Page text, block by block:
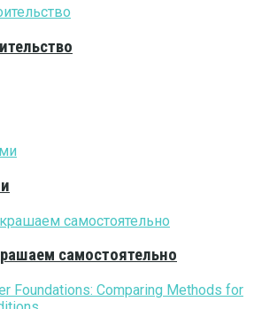
самостоятельно